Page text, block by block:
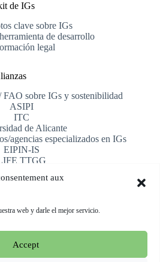
aux
web y darle el mejor servicio.
Accept
de IGs
clave sobre IGs
de desarrollo
legal
sobre IGs y sostenibilidad
ASIPI
ITC
de Alicante
agencias especializados en IGs
EIPIN-IS
TTGG
for an International